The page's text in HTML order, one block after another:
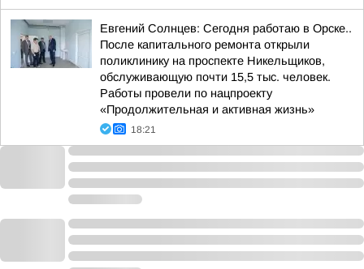
Евгений Солнцев: Сегодня работаю в Орске..
После капитального ремонта открыли
поликлинику на проспекте Никельщиков,
обслуживающую почти 15,5 тыс. человек.
Работы провели по нацпроекту
«Продолжительная и активная жизнь»
18:21